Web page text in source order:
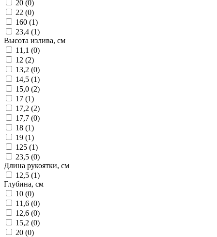
20 (0)
22 (0)
160 (1)
23,4 (1)
Высота излива, см
11,1 (0)
12 (2)
13,2 (0)
14,5 (1)
15,0 (2)
17 (1)
17,2 (2)
17,7 (0)
18 (1)
19 (1)
125 (1)
23,5 (0)
Длина рукоятки, см
12,5 (1)
Глубина, см
10 (0)
11,6 (0)
12,6 (0)
15,2 (0)
20 (0)